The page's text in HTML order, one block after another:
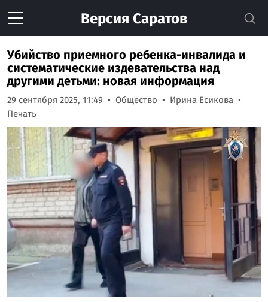
Версия Саратов
Убийство приемного ребенка-инвалида и
систематические издевательства над
другими детьми: новая информация
29 сентября 2025, 11:49 Общество
Ирина Есикова
Печать